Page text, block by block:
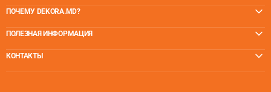
ПОЧЕМУ DEKORA.MD?
ПОЛЕЗНАЯ ИНФОРМАЦИЯ
КОНТАКТЫ